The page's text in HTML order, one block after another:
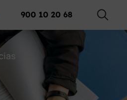
900 10 20 68